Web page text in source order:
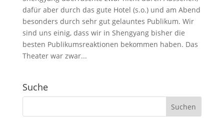
dafür aber durch das gute Hotel (s.o.) und am Abend
besonders durch sehr gut gelauntes Publikum. Wir
sind uns einig, dass wir in Shengyang bisher die
besten Publikumsreaktionen bekommen haben. Das
Theater war zwar...
Suche